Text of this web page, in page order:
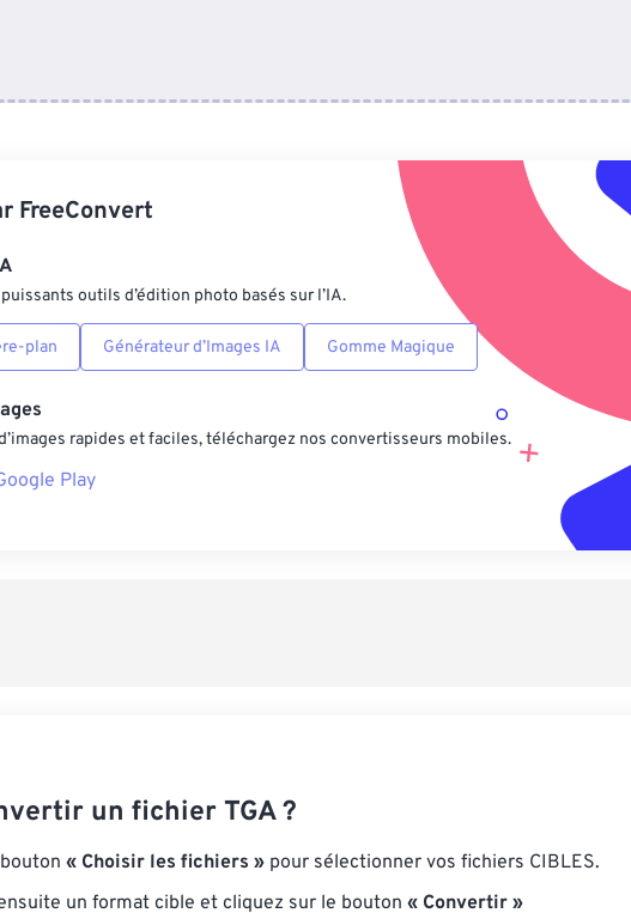
Depuis OneDrive
Depuis l'URL
FreeConvert
outils d’édition photo basés sur l’IA.
plan Générateur d’Images IA Gomme Magique
rapides et faciles, téléchargez nos convertisseurs mobiles.
un fichier TGA ?
« Choisir les fichiers » pour sélectionner vos fichiers CIBLES.
un format cible et cliquez sur le bouton « Convertir »